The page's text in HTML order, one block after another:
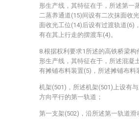
形生产线，其特征在于，所述第一
二蒸养通道(15)间设有二次抹面收
面收光工位(14)后设有过渡轨道(6)
有在其上行走的摆渡车(4)。
8.根据权利要求1所述的高铁桥梁
形生产线，其特征在于，所述混凝
有摊铺布料装置(5)，所述摊铺布料
机架(501)，所述机架(501)上设有
方向平行的第一轨道；
第一支架(502)，沿所述第一轨道滑